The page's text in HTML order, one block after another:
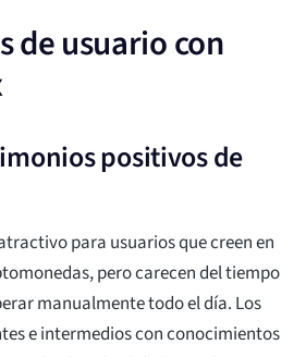
de usuario con
positivos de
para usuarios que creen en
pero carecen del tiempo
manualmente todo el día. Los
e intermedios con conocimientos